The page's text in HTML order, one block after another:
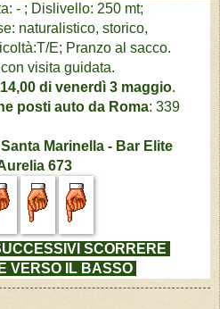
- ; Dislivello: 250 mt;
naturalistico, storico,
E; Pranzo al sacco.
visita guidata.
di venerdì 3 maggio.
posti auto da Roma: 339
Marinella - Bar Elite
673
SCORRERE
VERSO IL BASSO